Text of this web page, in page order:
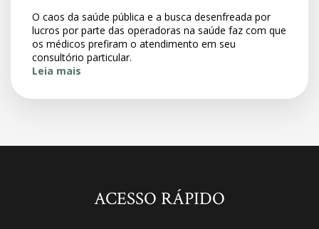
O caos da saúde pública e a busca desenfreada por
lucros por parte das operadoras na saúde faz com que
os médicos prefiram o atendimento em seu
consultório particular.
Leia mais
ACESSO RÁPIDO